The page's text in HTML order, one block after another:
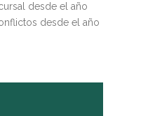
desde el año
desde el año